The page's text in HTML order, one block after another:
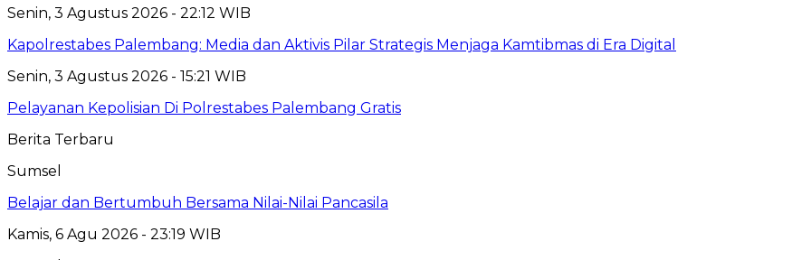
Senin, 3 Agustus 2026 - 22:12 WIB
Kapolrestabes Palembang: Media dan Aktivis Pilar Strategis Menjaga Kamtibmas di Era Digital
Senin, 3 Agustus 2026 - 15:21 WIB
Pelayanan Kepolisian Di Polrestabes Palembang Gratis
Berita Terbaru
Sumsel
Belajar dan Bertumbuh Bersama Nilai-Nilai Pancasila
Kamis, 6 Agu 2026 - 23:19 WIB